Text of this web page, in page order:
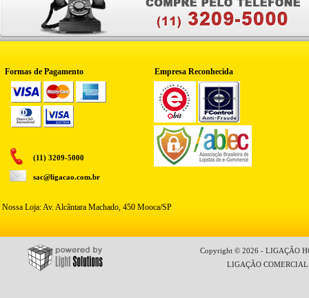
Formas de Pagamento Empresa Reconhecida
(11) 3209-5000
sac@ligacao.com.br
Nossa Loja: Av. Alcântara Machado, 450 Mooca/SP
Copyright © 2026 - LIGAÇÃO
LIGAÇÃO